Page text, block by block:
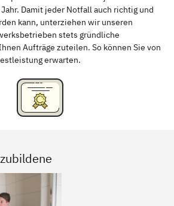
Rudelsdorf, Mittelfranken
Damit jeder Notfall auch richtig und
kann, unterziehen wir unseren
stets gründliche
Aufträge zuteilen. So können Sie von
erwarten.